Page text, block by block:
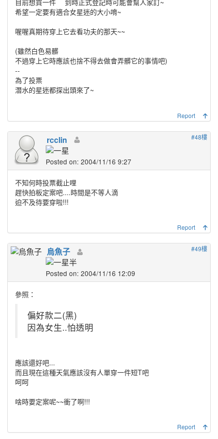
目前想買一件 到時正式登記時可能會幫人家訂~
希望一定要有適合女星迷的大小唷~
喔喔真期待穿上它去看功夫的那天~~
(雖然白色易髒
不過穿上它時應該也捨不得去做會弄髒它的事情吧)
--
為了投票
潛水的星迷都探出頭來了~
Report
#48樓
rcclin
Posted on: 2004/11/16 9:27
不知何時投票截止哩
趕快拍板定案吧....時間是不等人滴
迫不及待要穿啦!!!
Report
#49樓
烏魚子
Posted on: 2004/11/16 12:09
參照：
偏好款二(黑)
因為女生..怕透明
應該還好吧...
而且現在這種天氣應該沒有人單穿一件短T吧
呵呵
啥時要定案呢~~衝了啊!!!
Report